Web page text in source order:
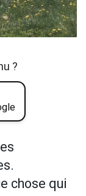
?
chose qui